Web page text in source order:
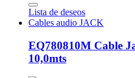
Lista de deseos
Cables audio JACK
EQ780810M Cable
10,0mts